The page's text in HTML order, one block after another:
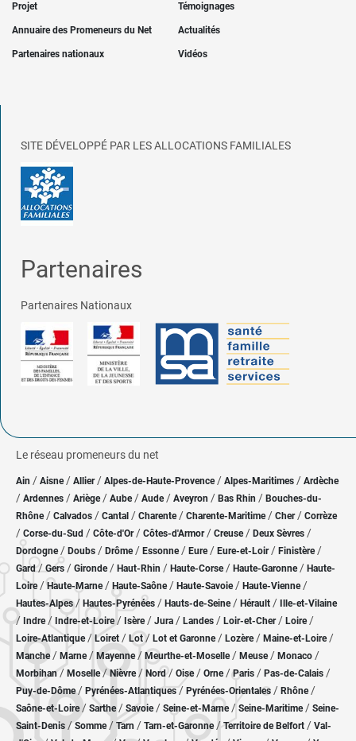
Projet Témoignages
Annuaire des Promeneurs du Net Actualités
Partenaires nationaux Vidéos
SITE DÉVELOPPÉ PAR LES ALLOCATIONS FAMILIALES
Partenaires
Partenaires Nationaux
Le réseau promeneurs du net
Ain / Aisne/ Allier/ Alpes-de-Haute-Provence / Alpes-Maritimes / Ardèche
/ Ardennes / Ariège/ Aube/ Aude / Aveyron / Bas Rhin / Bouches-du-
Rhône/ Calvados / Cantal / Charente / Charente-Maritime/ Cher / Corrèze
/ Corse-du-Sud / Côte-d'Or / Côtes-d'Armor/ Creuse/ Deux Sèvres /
Dordogne/ Doubs / Drôme/ Essonne / Eure/ Eure-et-Loir / Finistère/
Gard/Gers / Gironde/ Haut-Rhin / Haute-Corse/ Haute-Garonne/ Haute-
Loire/Haute-Marne/ Haute-Saône/ Haute-Savoie/ Haute-Vienne/
Hautes-Alpes/ Hautes-Pyrénées / Hauts-de-Seine/ Hérault / Ille-et-Vilaine
/ Indre/ Indre-et-Loire/ Isère/ Jura / Landes / Loir-et-Cher/ Loire/
Loire-Atlantique/ Loiret / Lot/ Lot et Garonne/ Lozère / Maine-et-Loire/
Manche/ Marne/ Mayenne/ Meurthe-et-Moselle/ Meuse/ Monaco /
Morbihan/ Moselle/ Nièvre / Nord/ Oise / Orne/Paris / Pas-de-Calais /
Puy-de-Dôme/ Pyrénées-Atlantiques / Pyrénées-Orientales / Rhône/
Saône-et-Loire/ Sarthe/ Savoie/ Seine-et-Marne/ Seine-Maritime/ Seine-
Saint-Denis /Somme/ Tarn / Tarn-et-Garonne/Territoire de Belfort / Val-